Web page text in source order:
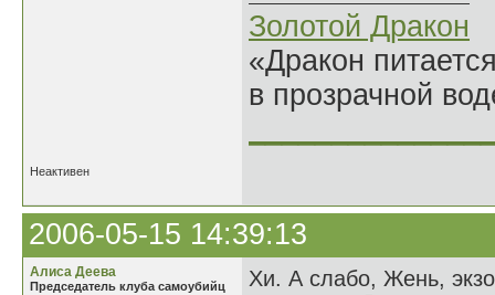
Золотой Дракон
«Дракон
в прозрачной
Неактивен
2006-05-15 14:39:13
Алиса Деева
Председатель клуба самоубийц
Хи. А слабо, Жень,